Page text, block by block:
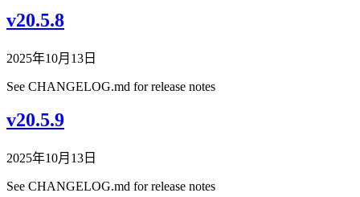
v20.5.8
2025年10月13日
See CHANGELOG.md for release notes
v20.5.9
2025年10月13日
See CHANGELOG.md for release notes